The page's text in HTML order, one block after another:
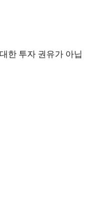
한 투자 권유가 아닙